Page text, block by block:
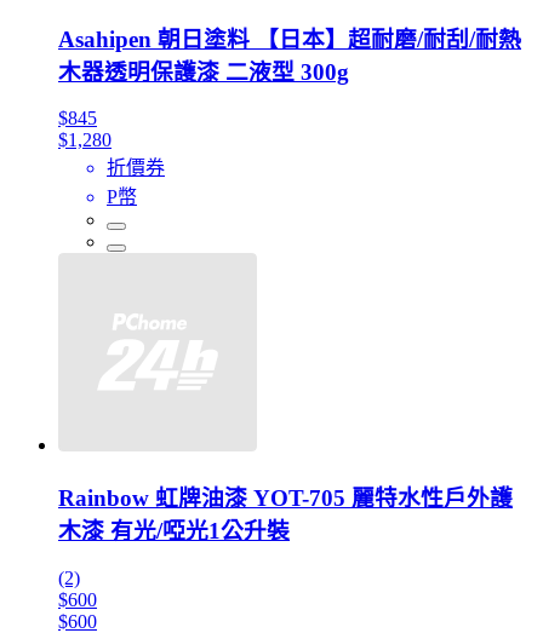
Asahipen 朝日塗料 【日本】超耐磨/耐刮/耐熱
木器透明保護漆 二液型 300g
$845
$1,280
折價券
P幣
Rainbow 虹牌油漆 YOT-705 麗特水性戶外護
木漆 有光/啞光1公升裝
(2)
$600
$600